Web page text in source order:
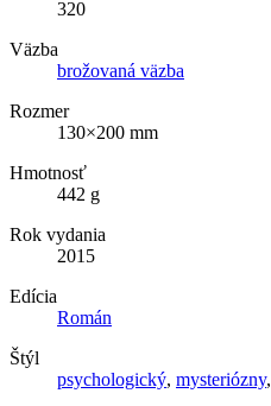
320
Väzba
brožovaná väzba
Rozmer
130×200 mm
Hmotnosť
442 g
Rok vydania
2015
Edícia
Román
Štýl
psychologický, mysteriózny,